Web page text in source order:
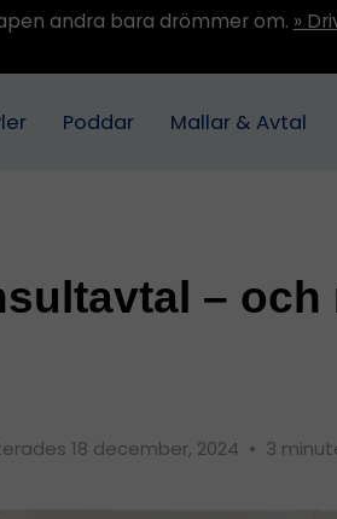
andra bara drömmer om. »
Poddar Mallar & Avtal
– och
18 december, 2024 • 3